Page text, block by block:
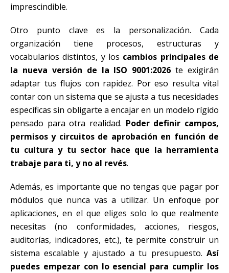
imprescindible.
Otro punto clave es la personalización. Cada
organización tiene procesos, estructuras y
vocabularios distintos, y los cambios principales de
la nueva versión de la ISO 9001:2026 te exigirán
adaptar tus flujos con rapidez. Por eso resulta vital
contar con un sistema que se ajusta a tus necesidades
específicas sin obligarte a encajar en un modelo rígido
pensado para otra realidad. Poder definir campos,
permisos y circuitos de aprobación en función de
tu cultura y tu sector hace que la herramienta
trabaje para ti, y no al revés.
Además, es importante que no tengas que pagar por
módulos que nunca vas a utilizar. Un enfoque por
aplicaciones, en el que eliges solo lo que realmente
necesitas (no conformidades, acciones, riesgos,
auditorías, indicadores, etc.), te permite construir un
sistema escalable y ajustado a tu presupuesto. Así
puedes empezar con lo esencial para cumplir los